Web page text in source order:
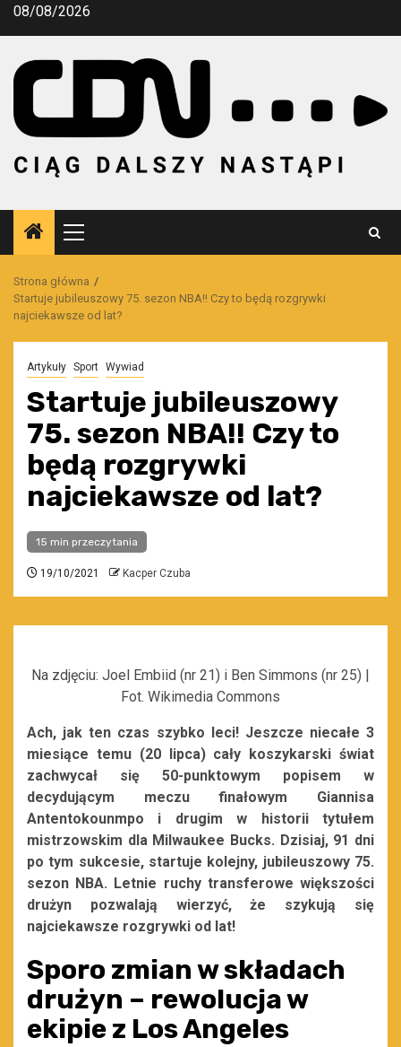
Przejdź
08/08/2026
Menu
główne
Strona główna
Startuje jubileuszowy 75. sezon NBA!! Czy to będą rozgrywki
najciekawsze od lat?
Artykuły Sport Wywiad
Startuje jubileuszowy
75. sezon NBA!! Czy to
będą rozgrywki
najciekawsze od lat?
15 min przeczytania
19/10/2021 Kacper Czuba
Na zdjęciu: Joel Embiid (nr 21) i Ben Simmons (nr 25) |
Fot. Wikimedia Commons
Ach, jak ten czas szybko leci! Jeszcze niecałe 3
miesiące temu (20 lipca) cały koszykarski świat
zachwycał się 50-punktowym popisem w
decydującym meczu finałowym Giannisa
Antentokounmpo i drugim w historii tytułem
mistrzowskim dla Milwaukee Bucks. Dzisiaj, 91 dni
po tym sukcesie, startuje kolejny, jubileuszowy 75.
sezon NBA. Letnie ruchy transferowe większości
drużyn pozwalają wierzyć, że szykują się
najciekawsze rozgrywki od lat!
Sporo zmian w składach
drużyn – rewolucja w
ekipie z Los Angeles